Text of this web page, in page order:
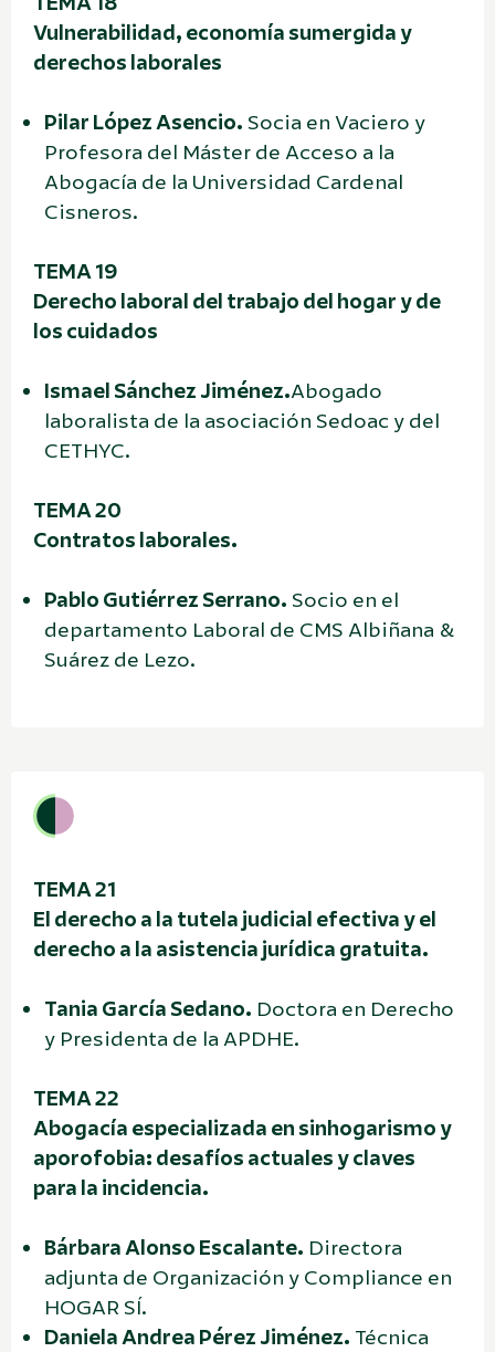
Vulnerabilidad, economía sumergida y
derechos laborales
Pilar López Asencio. Socia en Vaciero y
Profesora del Máster de Acceso a la
Abogacía de la Universidad Cardenal
Cisneros.
TEMA 19
Derecho laboral del trabajo del hogar y de
los cuidados
Ismael Sánchez Jiménez.Abogado
laboralista de la asociación Sedoac y del
CETHYC.
TEMA 20
Contratos laborales.
Pablo Gutiérrez Serrano. Socio en el
departamento Laboral de CMS Albiñana &
Suárez de Lezo.
TEMA 21
El derecho a la tutela judicial efectiva y el
derecho a la asistencia jurídica gratuita.
Tania García Sedano. Doctora en Derecho
y Presidenta de la APDHE.
TEMA 22
Abogacía especializada en sinhogarismo y
aporofobia: desafíos actuales y claves
para la incidencia.
Bárbara Alonso Escalante. Directora
adjunta de Organización y Compliance en
HOGAR SÍ.
Daniela Andrea Pérez Jiménez. Técnica